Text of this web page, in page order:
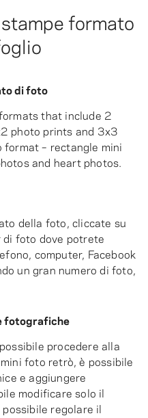
formato
di foto
that include 2
photo prints and 3x3
– rectangle mini
and heart photos.
della foto, cliccate su
foto dove potrete
computer, Facebook
un gran numero di foto,
fotografiche
procedere alla
foto retrò, è possibile
e aggiungere
modificare solo il
regolare il